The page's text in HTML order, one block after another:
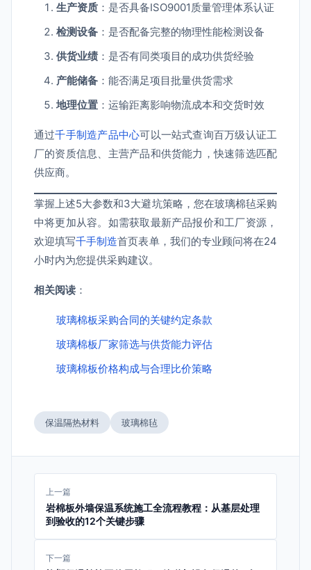
生产资质 ：是否具备ISO9001质量管理体系认证
检测设备 ：是否配备完整的物理性能检测设备
供货业绩：是否有同类项目的成功供货经验
产能储备 ：能否满足项目批量供货需求
地理位置 ：运输距离影响物流成本和交货时效
通过千手制造产品中心可以一站式查询百万级认证工
厂的资质信息、主营产品和供货能力，快速筛选匹配
供应商。
掌握上述5大参数和3大避坑策略，您在玻璃棉毡采购
中将更加从容。如需获取最新产品报价和工厂资源，
欢迎填写千手制造首页表单，我们的专业顾问将在24
小时内为您提供采购建议。
相关阅读 ：
玻璃棉板采购合同的关键约定条款
玻璃棉板厂家筛选与供货能力评估
玻璃棉板价格构成与合理比价策略
保温隔热材料 玻璃棉毡
上一篇
岩棉板外墙保温系统施工全流程教程：从基层处理
到验收的12个关键步骤
下一篇